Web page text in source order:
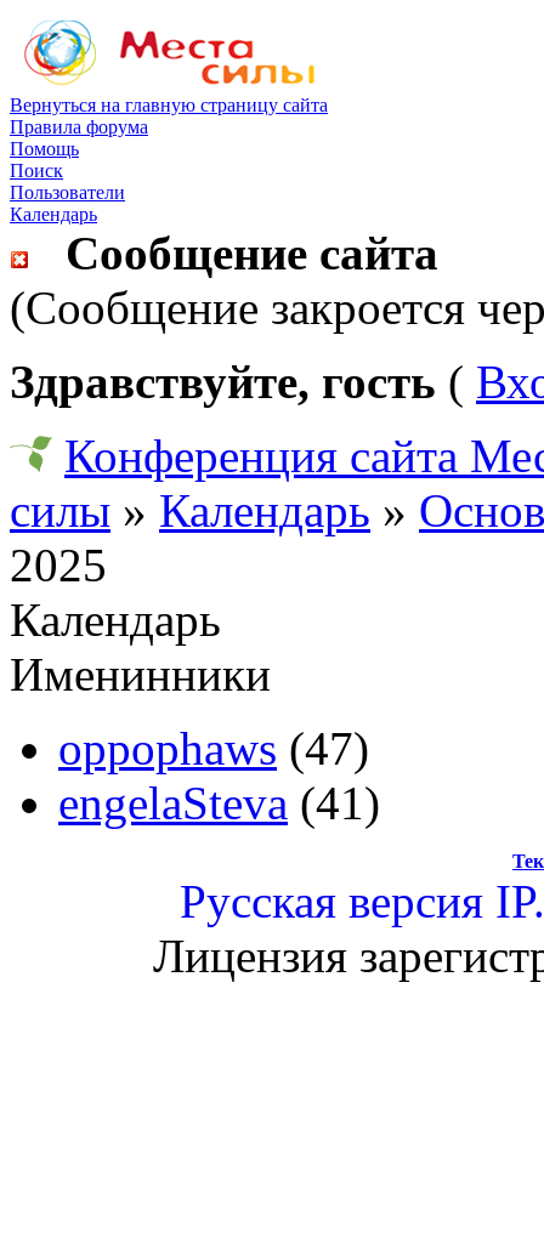
Вернуться на главную страницу сайта
Правила форума
Помощь
Поиск
Пользователи
Календарь
Сообщение сайта
(Сообщение закроется
Здравствуйте, гость (
Конференция сайта
силы » Календарь »
2025
Календарь
Именинники
oppophaws (47)
engelaSteva (41)
Русская версия
Лицензия